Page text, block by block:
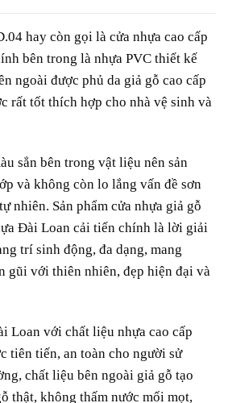
hay còn gọi là cửa nhựa cao cấp
bên trong là nhựa PVC thiết kế
ngoài được phủ da giả gỗ cao cấp
rất tốt thích hợp cho nhà vệ sinh và
sẳn bên trong vật liệu nên sản
và không còn lo lắng vấn đề sơn
nhiên. Sản phẩm cửa nhựa giả gỗ
Đài Loan cải tiến chính là lời giải
trí sinh động, đa dạng, mang
gũi với thiên nhiên, đẹp hiện đại và
Loan với chất liệu nhựa cao cấp
tiên tiến, an toàn cho người sử
chất liệu bên ngoài giả gỗ tạo
thật, không thấm nước mối mọt,